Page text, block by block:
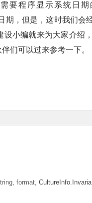
要程序显示系统日
期，但是，这时我们会
小编就来为大家介绍
们可以过来参考一下。
, format, CultureInfo.